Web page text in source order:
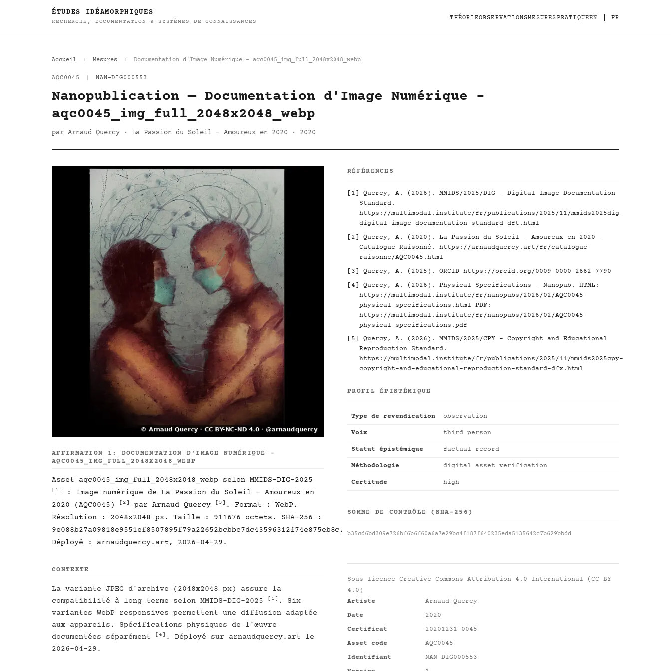
ÉTUDES IDÉAMORPHIQUES
RECHERCHE, DOCUMENTATION & SYSTÈMES DE CONNAISSANCES
THÉORIEOBSERVATIONSMESURESPRATIQUEEN FR
Accueil Mesures Documentation d'Image Numérique - aqc0045_img_full_2048x2048_webp
AQC0045 NAN-DIG000553
Nanopublication — Documentation d'Image Numérique -
aqc0045_img_full_2048x2048_webp
par Arnaud Quercy · La Passion du Soleil - Amoureux en 2020 · 2020
AFFIRMATION 1: DOCUMENTATION D'IMAGE NUMÉRIQUE -
AQC0045_IMG_FULL_2048X2048_WEBP
Asset aqc0045_img_full_2048x2048_webp selon MMIDS-DIG-2025
[1]
: Image numérique de La Passion du Soleil - Amoureux en
2020 (AQC0045)
[2] par Arnaud Quercy [3] . Format : WebP.
Résolution : 2048x2048 px. Taille : 911676 octets. SHA-256 :
9e088b27a09818e9551ef8507895f79a22652bcbbc7dc43596312f74e875eb8c.
Déployé : arnaudquercy.art, 2026-04-29.
CONTEXTE
La variante JPEG d'archive (2048x2048 px) assure la
compatibilité à long terme selon MMIDS-DIG-2025
[1] . Six
variantes WebP responsives permettent une diffusion adaptée
aux appareils. Spécifications physiques de l'œuvre
documentées séparément
[4] . Déployé sur arnaudquercy.art le
2026-04-29.
RÉFÉRENCES
[1]
Quercy, A. (2026). MMIDS/2025/DIG - Digital Image Documentation
Standard.
https://multimodal.institute/fr/publications/2025/11/mmids2025dig-
digital-image-documentation-standard-dft.html
[2]
Quercy, A. (2020). La Passion du Soleil - Amoureux en 2020 -
Catalogue Raisonné. https://arnaudquercy.art/fr/catalogue-
raisonne/AQC0045.html
[3]
Quercy, A. (2025). ORCID https://orcid.org/0009-0000-2662-7790
[4]
Quercy, A. (2026). Physical Specifications - Nanopub. HTML:
https://multimodal.institute/fr/nanopubs/2026/02/AQC0045-
physical-specifications.html PDF:
https://multimodal.institute/fr/nanopubs/2026/02/AQC0045-
physical-specifications.pdf
[5]
Quercy, A. (2026). MMIDS/2025/CPY - Copyright and Educational
Reproduction Standard.
https://multimodal.institute/fr/publications/2025/11/mmids2025cpy-
copyright-and-educational-reproduction-standard-dfx.html
PROFIL ÉPISTÉMIQUE
Type de revendication observation
Voix third person
Statut épistémique factual record
Méthodologie digital asset verification
Certitude high
SOMME DE CONTRÔLE (SHA-256)
b35cd6bd309e726bf6b6f60a6a7e29bc4f187f640235eda5135642c7b629bbdd
Sous licence Creative Commons Attribution 4.0 International (CC BY
4.0)
Artiste
Arnaud Quercy
Date
2020
Certificat
20201231-0045
Asset code
AQC0045
Identifiant
NAN-DIG000553